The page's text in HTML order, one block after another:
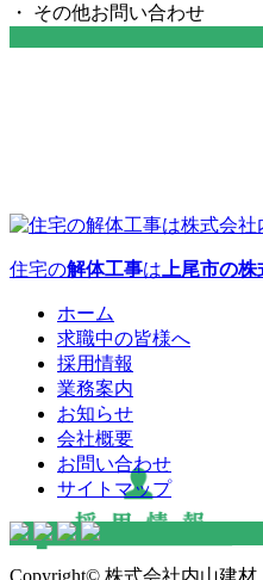
・ その他お問い合わせ
住宅の解体工事は 上尾市の
ホーム
求職中の皆様へ
採用情報
業務案内
お知らせ
会社概要
お問い合わせ
サイトマップ
Copyright© 株式会社内山建材 ,